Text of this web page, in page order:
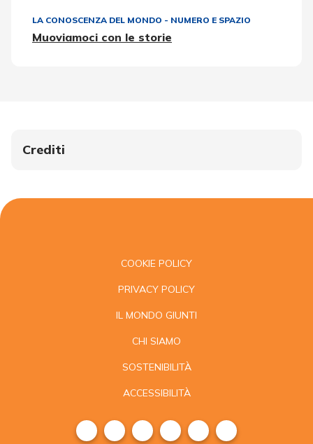
LA CONOSCENZA DEL MONDO - NUMERO E SPAZIO
Muoviamoci con le storie
Crediti
COOKIE POLICY
PRIVACY POLICY
IL MONDO GIUNTI
CHI SIAMO
SOSTENIBILITÀ
ACCESSIBILITÀ